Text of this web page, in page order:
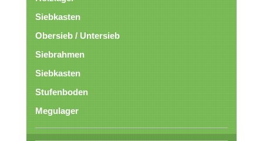
Siebkasten
Obersieb / Untersieb
Siebrahmen
Siebkasten
Stufenboden
Megulager